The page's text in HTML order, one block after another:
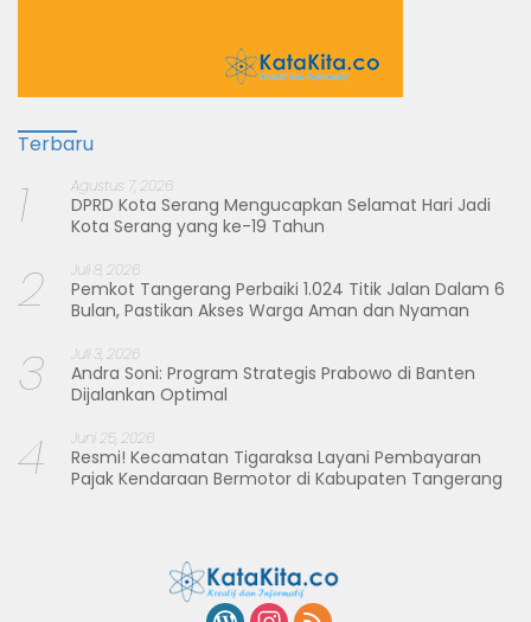
Terbaru
1 Agustus 7, 2026
DPRD Kota Serang Mengucapkan Selamat Hari Jadi
Kota Serang yang ke-19 Tahun
2 Juli 8, 2026
Pemkot Tangerang Perbaiki 1.024 Titik Jalan Dalam 6
Bulan, Pastikan Akses Warga Aman dan Nyaman
3 Juli 3, 2026
Andra Soni: Program Strategis Prabowo di Banten
Dijalankan Optimal
4 Juni 25, 2026
Resmi! Kecamatan Tigaraksa Layani Pembayaran
Pajak Kendaraan Bermotor di Kabupaten Tangerang